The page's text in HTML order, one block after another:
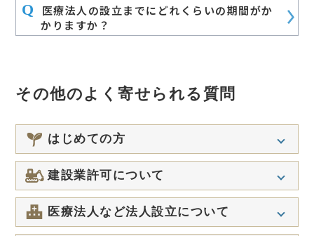
Q
医療法人の設立までにどれくらいの期間がか
かりますか？
その他のよく寄せられる質問
はじめての方
Q 行政書士と社労士の違いを教えてくださ
い。
Q 業務対応エリアはどこまでですか？
建設業許可について
Q 建設業許可でいう営業所とはどういうも
のですか？
医療法人など法人設立について